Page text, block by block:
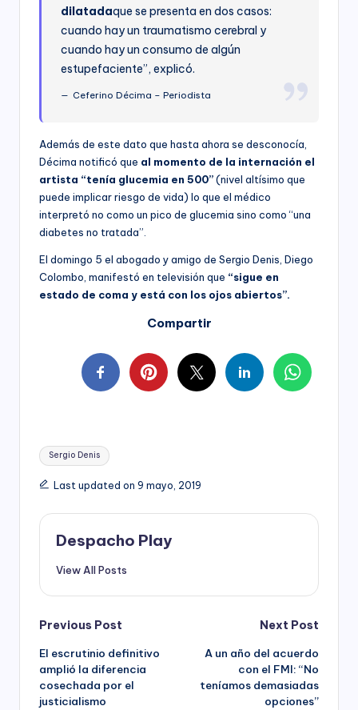
dilatadaque se presenta en dos casos:
cuando hay un traumatismo cerebral y
cuando hay un consumo de algún
estupefaciente”, explicó.
Ceferino Décima – Periodista
Además de este dato que hasta ahora se desconocía,
Décima notificó que al momento de la internación el
artista “tenía glucemia en 500”(nivel altísimo que
puede implicar riesgo de vida) lo que el médico
interpretó no como un pico de glucemia sino como “una
diabetes no tratada”.
El domingo 5 el abogado y amigo de Sergio Denis, Diego
Colombo, manifestó en televisión que “sigue en
estado de coma y está con los ojos abiertos”.
Compartir
Tags:
Sergio Denis
Last updated on 9 mayo, 2019
Despacho Play
View All Posts
Post
navigation
Previous Post
El escrutinio definitivo
amplió la diferencia
cosechada por el
justicialismo
Next Post
A un año del acuerdo
con el FMI: “No
teníamos demasiadas
opciones”